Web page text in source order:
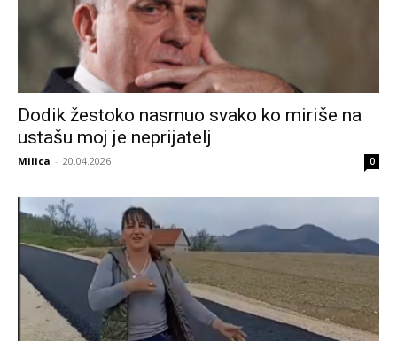
Dodik žestoko nasrnuo svako ko miriše na
ustašu moj je neprijatelj
Milica - 20.04.2026 0